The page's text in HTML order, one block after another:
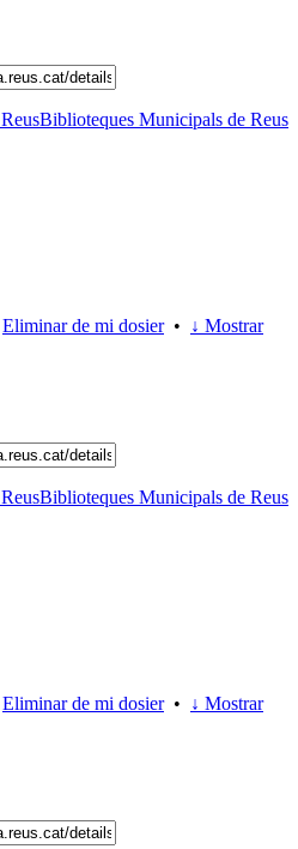
Biblioteques Municipals de Reus
Eliminar de mi dosier•
↓ Mostrar
Biblioteques Municipals de Reus
Eliminar de mi dosier•
↓ Mostrar